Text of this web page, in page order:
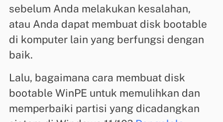
sebelum Anda melakukan kesalahan,
atau Anda dapat membuat disk bootable
di komputer lain yang berfungsi dengan
baik.
Lalu, bagaimana cara membuat disk
bootable WinPE untuk memulihkan dan
memperbaiki partisi yang dicadangkan